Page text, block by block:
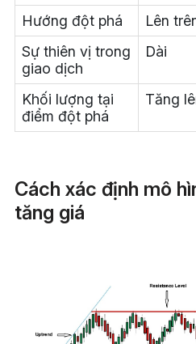
Hướng đột phá
Lên
Sự thiên vị trong
giao dịch
Dài
Khối lượng tại
điểm đột phá
Tăng
Cách xác định mô
tăng giá